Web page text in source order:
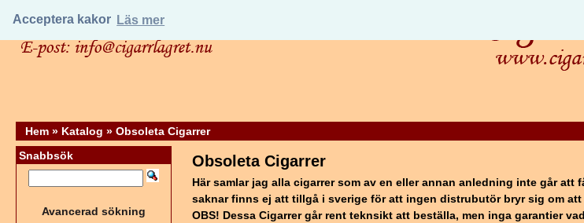
Acceptera kakor Läs mer
Hem » Katalog » Obsoleta Cigarrer
Obsoleta Cigarrer
Här samlar jag alla cigarrer som av en eller annan anledning inte går
saknar finns ej att tillgå i sverige för att ingen distrubutör bryr sig om att
OBS! Dessa Cigarrer går rent teknsikt att beställa, men inga garantier
Snabbsök
Avancerad sökning